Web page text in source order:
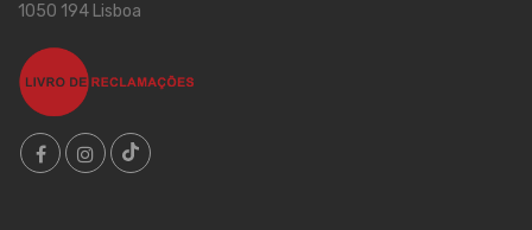
1050 194 Lisboa